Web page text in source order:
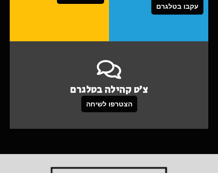
עקבו בטלגרם
צ'ט קהילה בטלגרם
הצטרפו לשיחה